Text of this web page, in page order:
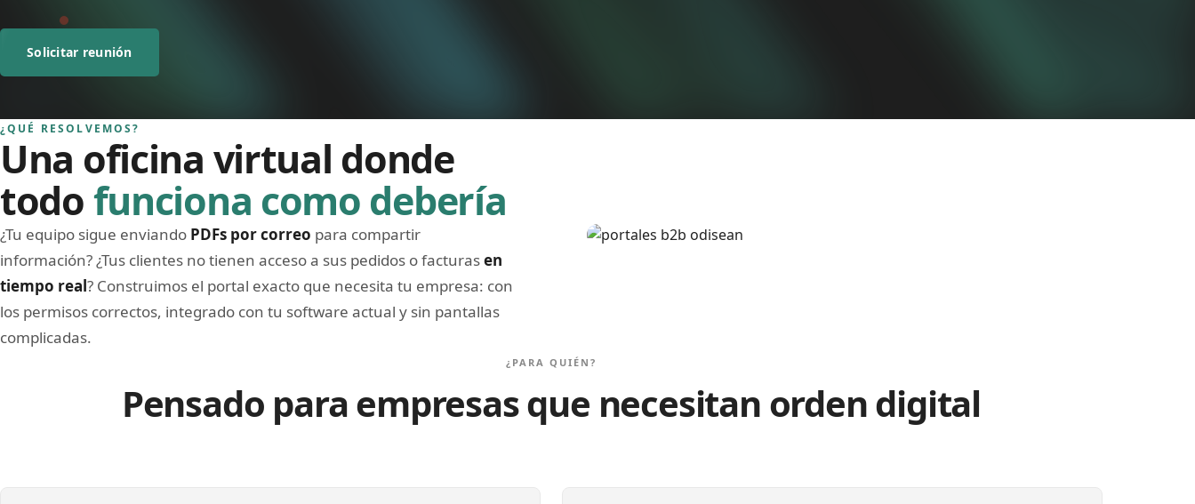
Solicitar reunión
¿QUÉ RESOLVEMOS?
Una oficina virtual donde
todofunciona como debería
¿Tu equipo sigue enviando PDFs por correo para compartir
información? ¿Tus clientes no tienen acceso a sus pedidos o facturasen
tiempo real? Construimos el portal exacto que necesita tu empresa: con
los permisos correctos, integrado con tu software actual y sin pantallas
complicadas.
Image
¿PARA QUIÉN?
Pensado para empresas que necesitan orden digital